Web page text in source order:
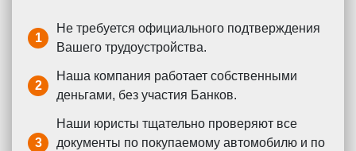
1
Не требуется официального подтверждения
Вашего трудоустройства.
2
Наша компания работает собственными
деньгами, без участия Банков.
3
Наши юристы тщательно проверяют все
документы по покупаемому автомобилю и по